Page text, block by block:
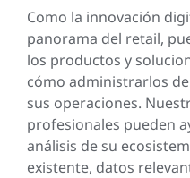
Como la innovación
panorama del retail,
los productos y
cómo administrarlos
sus operaciones.
profesionales pueden
análisis de su
existente, datos